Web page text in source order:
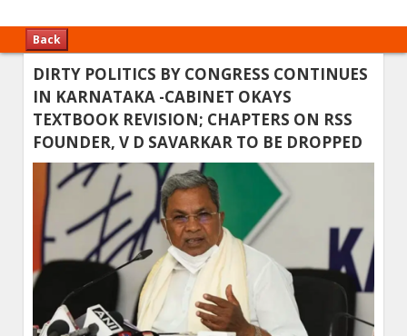
Back
DIRTY POLITICS BY CONGRESS CONTINUES
IN KARNATAKA -CABINET OKAYS
TEXTBOOK REVISION; CHAPTERS ON RSS
FOUNDER, V D SAVARKAR TO BE DROPPED